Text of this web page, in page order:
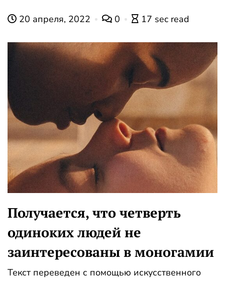
20 апреля, 2022 0 17 sec read
Получается, что четверть
одиноких людей не
заинтересованы в моногамии
Текст переведен с помощью искусственного